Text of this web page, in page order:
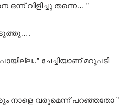
ഒന്ന് വിളിച്ചു തന്നെ… ”
ചേച്ചിയാണ് മറുപടി
നാളെ വരുമെന്ന് പറഞ്ഞതോ ”